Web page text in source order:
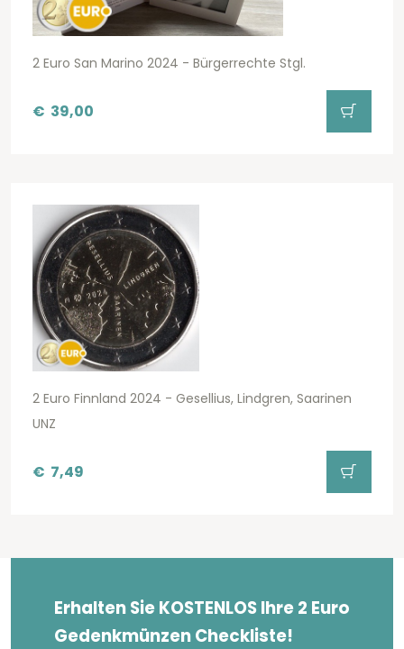
2 Euro San Marino 2024 - Bürgerrechte Stgl.
€ 39,00
2 Euro Finnland 2024 - Gesellius, Lindgren, Saarinen
UNZ
€ 7,49
Erhalten Sie KOSTENLOS Ihre 2 Euro
Gedenkmünzen Checkliste!